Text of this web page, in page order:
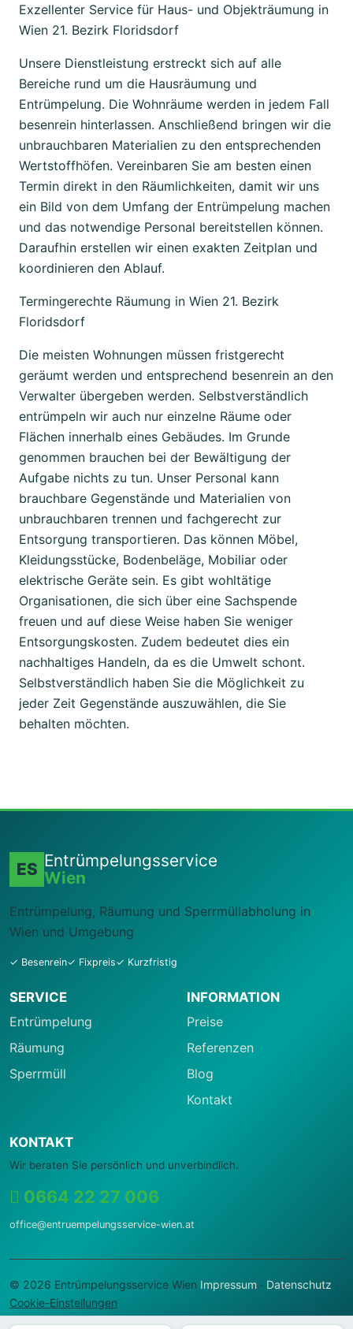
Exzellenter Service für Haus- und Objekträumung in
Wien 21. Bezirk Floridsdorf
Unsere Dienstleistung erstreckt sich auf alle
Bereiche rund um die Hausräumung und
Entrümpelung. Die Wohnräume werden in jedem Fall
besenrein hinterlassen. Anschließend bringen wir die
unbrauchbaren Materialien zu den entsprechenden
Wertstoffhöfen. Vereinbaren Sie am besten einen
Termin direkt in den Räumlichkeiten, damit wir uns
ein Bild von dem Umfang der Entrümpelung machen
und das notwendige Personal bereitstellen können.
Daraufhin erstellen wir einen exakten Zeitplan und
koordinieren den Ablauf.
Termingerechte Räumung in Wien 21. Bezirk
Floridsdorf
Die meisten Wohnungen müssen fristgerecht
geräumt werden und entsprechend besenrein an den
Verwalter übergeben werden. Selbstverständlich
entrümpeln wir auch nur einzelne Räume oder
Flächen innerhalb eines Gebäudes. Im Grunde
genommen brauchen bei der Bewältigung der
Aufgabe nichts zu tun. Unser Personal kann
brauchbare Gegenstände und Materialien von
unbrauchbaren trennen und fachgerecht zur
Entsorgung transportieren. Das können Möbel,
Kleidungsstücke, Bodenbeläge, Mobiliar oder
elektrische Geräte sein. Es gibt wohltätige
Organisationen, die sich über eine Sachspende
freuen und auf diese Weise haben Sie weniger
Entsorgungskosten. Zudem bedeutet dies ein
nachhaltiges Handeln, da es die Umwelt schont.
Selbstverständlich haben Sie die Möglichkeit zu
jeder Zeit Gegenstände auszuwählen, die Sie
behalten möchten.
ES Entrümpelungsservice
Wien
Entrümpelung, Räumung und Sperrmüllabholung in
Wien und Umgebung
✓ Besenrein✓ Fixpreis✓ Kurzfristig
SERVICE
Entrümpelung
Räumung
Sperrmüll
INFORMATION
Preise
Referenzen
Blog
Kontakt
KONTAKT
Wir beraten Sie persönlich und unverbindlich.
0664 22 27 006
office@entruempelungsservice-wien.at
© 2026 Entrümpelungsservice Wien Impressum · Datenschutz ·
Cookie-Einstellungen